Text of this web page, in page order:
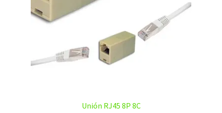
Unión RJ45 8P 8C